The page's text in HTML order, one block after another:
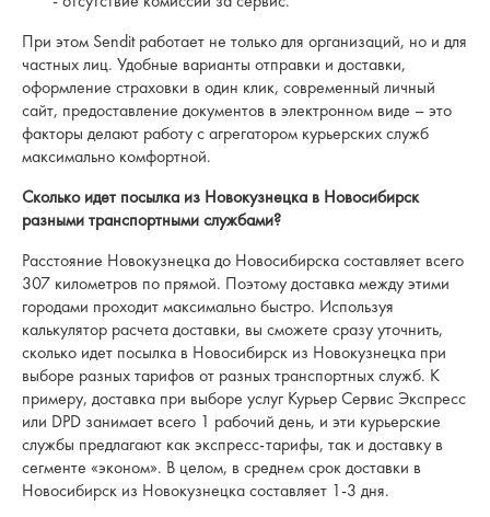
При этом Sendit работает не только для организаций, но и для
частных лиц. Удобные варианты отправки и доставки,
оформление страховки в один клик, современный личный
сайт, предоставление документов в электронном виде – это
факторы делают работу с агрегатором курьерских служб
максимально комфортной.
Сколько идет посылка из Новокузнецка в Новосибирск
разными транспортными службами?
Расстояние Новокузнецка до Новосибирска составляет всего
307 километров по прямой. Поэтому доставка между этими
городами проходит максимально быстро. Используя
калькулятор расчета доставки, вы сможете сразу уточнить,
сколько идет посылка в Новосибирск из Новокузнецка при
выборе разных тарифов от разных транспортных служб. К
примеру, доставка при выборе услуг Курьер Сервис Экспресс
или DPD занимает всего 1 рабочий день, и эти курьерские
службы предлагают как экспресс-тарифы, так и доставку в
сегменте «эконом». В целом, в среднем срок доставки в
Новосибирск из Новокузнецка составляет 1-3 дня.